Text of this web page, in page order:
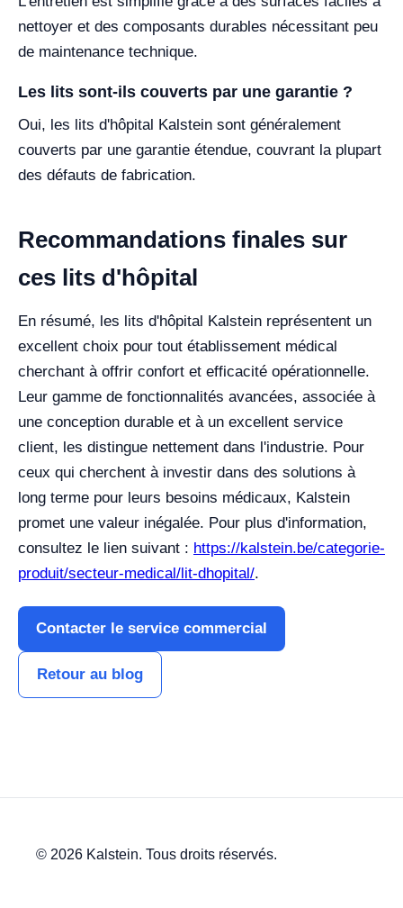
nettoyer et des composants durables nécessitant peu
de maintenance technique.
Les lits sont-ils couverts par une garantie ?
Oui, les lits d'hôpital Kalstein sont généralement
couverts par une garantie étendue, couvrant la plupart
des défauts de fabrication.
Recommandations finales sur
ces lits d'hôpital
En résumé, les lits d'hôpital Kalstein représentent un
excellent choix pour tout établissement médical
cherchant à offrir confort et efficacité opérationnelle.
Leur gamme de fonctionnalités avancées, associée à
une conception durable et à un excellent service
client, les distingue nettement dans l'industrie. Pour
ceux qui cherchent à investir dans des solutions à
long terme pour leurs besoins médicaux, Kalstein
promet une valeur inégalée. Pour plus d'information,
consultez le lien suivant : https://kalstein.be/categorie-
produit/secteur-medical/lit-dhopital/.
Contacter le service commercial
Retour au blog
© 2026 Kalstein. Tous droits réservés.